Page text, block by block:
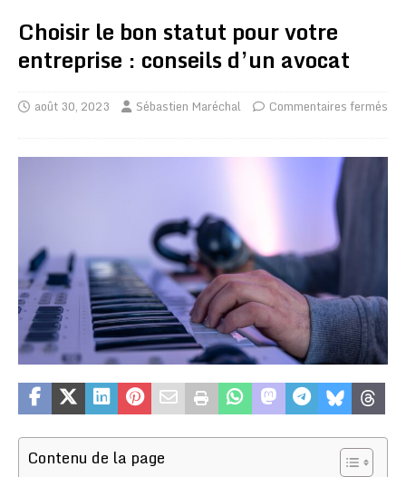
Choisir le bon statut pour votre
entreprise : conseils d’un avocat
août 30, 2023 Sébastien Maréchal Commentaires fermés
Contenu de la page